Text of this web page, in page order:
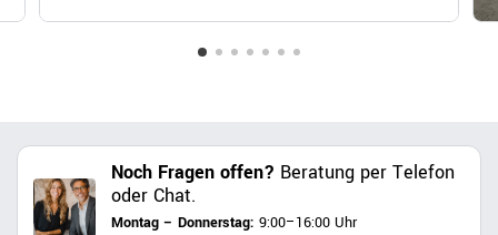
Noch Fragen offen? Beratung per Telefon
oder Chat.
Montag – Donnerstag: 9:00–16:00 Uhr